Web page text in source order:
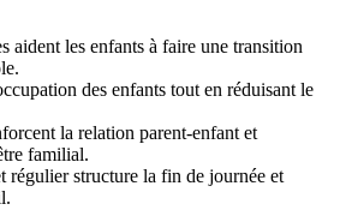
aident les enfants à faire une transition
des enfants tout en réduisant le
la relation parent-enfant et
familial.
régulier structure la fin de journée et